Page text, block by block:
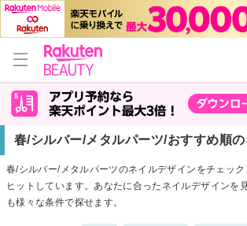
春/シルバー/メタルパーツ/おすすめ順
春/シルバー/メタルパーツのネイルデザインをチェッ
ヒットしています。あなたに合ったネイルデザインを
も様々な条件で探せます。